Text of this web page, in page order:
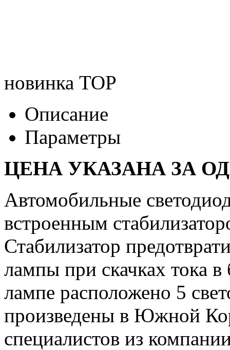
новинка TOP
Описание
Параметры
ЦЕНА УКАЗАНА ЗА
Автомобильные
встроенным
Стабилизатор
лампы при скачках тока
лампе расположено 5
произведены в Южной
специалистов из